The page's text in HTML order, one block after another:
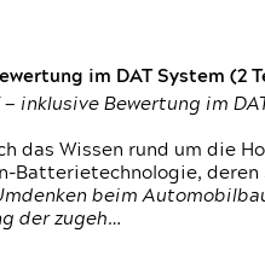
im DAT System (2
inklusive Bewertung im
das Wissen rund um die
Batterietechnologie, deren
beim
der zugeh…